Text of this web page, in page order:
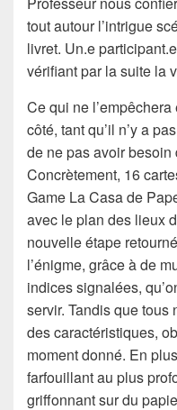
tout autour l’intrigue
livret. Un.e
vérifiant par la suite la
Ce qui ne l’empêchera
côté, tant qu’il n’y a
de ne pas avoir besoin
Concrètement, 16
Game La Casa de
avec le plan des lieux
nouvelle étape
l’énigme, grâce à de
indices signalées,
servir. Tandis que
des caractéristiques,
moment donné. En
farfouillant au plus
griffonnant sur du